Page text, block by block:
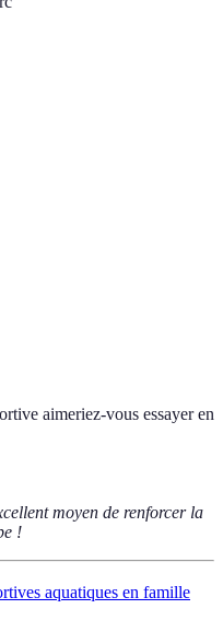
aimeriez-vous essayer en
moyen de renforcer la
!
aquatiques en famille